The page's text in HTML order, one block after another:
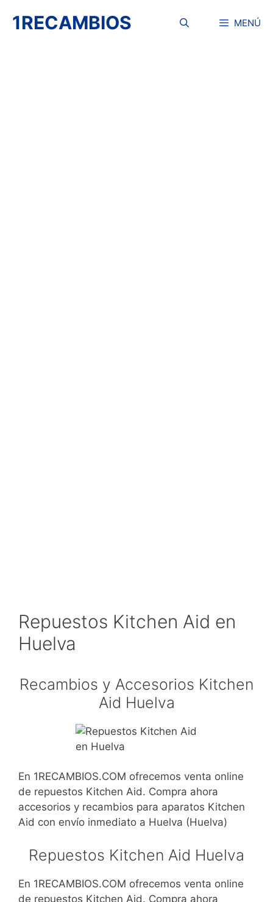
1RECAMBIOS MENÚ
Repuestos Kitchen Aid en
Huelva
Recambios y Accesorios Kitchen
Aid Huelva
En 1RECAMBIOS.COM ofrecemos venta online
de repuestos Kitchen Aid. Compra ahora
accesorios y recambios para aparatos Kitchen
Aid con envío inmediato a Huelva (Huelva)
Repuestos Kitchen Aid Huelva
En 1RECAMBIOS.COM ofrecemos venta online
de repuestos Kitchen Aid. Compra ahora